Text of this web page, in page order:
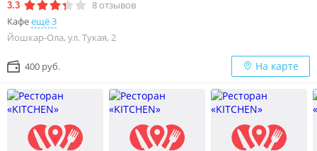
3.3 8отзывов
Кафеещё 3
Йошкар-Ола, ул. Тукая, 2
400 руб. На карте